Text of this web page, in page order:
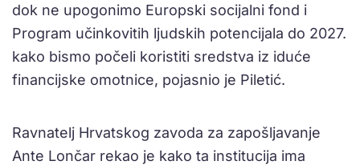
dok ne upogonimo Europski socijalni fond i
Program učinkovitih ljudskih potencijala do 2027.
kako bismo počeli koristiti sredstva iz iduće
financijske omotnice, pojasnio je Piletić.
Ravnatelj Hrvatskog zavoda za zapošljavanje
Ante Lončar rekao je kako ta institucija ima